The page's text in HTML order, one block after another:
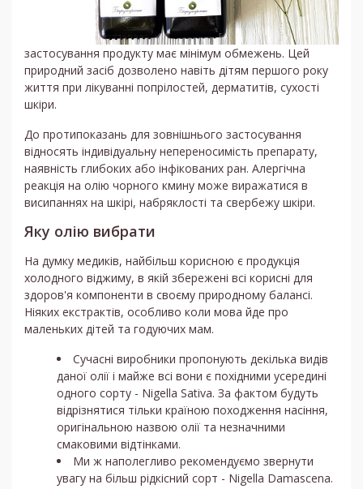
застосування продукту має мінімум обмежень. Цей
природний засіб дозволено навіть дітям першого року
життя при лікуванні попрілостей, дерматитів, сухості
шкіри.
До протипоказань для зовнішнього застосування
відносять індивідуальну непереносимість препарату,
наявність глибоких або інфікованих ран. Алергічна
реакція на олію чорного кмину може виражатися в
висипаннях на шкірі, набряклості та свербежу шкіри.
Яку олію вибрати
На думку медиків, найбільш корисною є продукція
холодного віджиму, в якій збережені всі корисні для
здоров'я компоненти в своєму природному балансі.
Ніяких екстрактів, особливо коли мова йде про
маленьких дітей та годуючих мам.
Сучасні виробники пропонують декілька видів
даної олії і майже всі вони є похідними усередині
одного сорту - Nigella Sativa. За фактом будуть
відрізнятися тільки країною походження насіння,
оригінальною назвою олії та незначними
смаковими відтінками.
Ми ж наполегливо рекомендуємо звернути
увагу на більш рідкісний сорт - Nigella Damascena.